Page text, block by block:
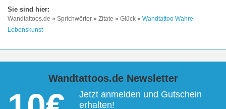
Wandtattoos.de » Sprichwörter » Zitate » Glück » Wandtattoo Wahre
Lebenskunst
Wandtattoos.de Newsletter
Jetzt anmelden und Gutschein
erhalten!